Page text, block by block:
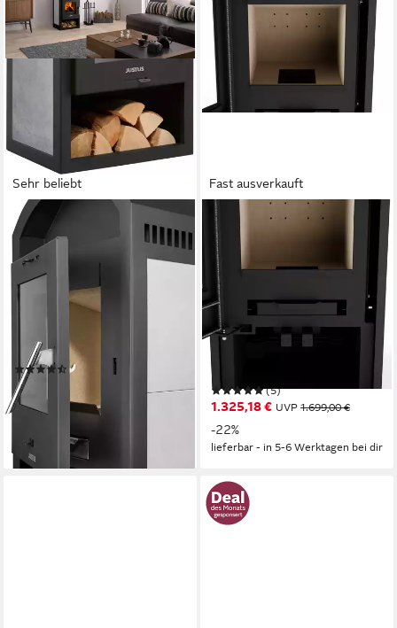
Sehr beliebt
JUSTUS
Kaminofen »Vegas«
Specksteinkeramik, Korpus
Stahl Schwarz
6 kW
Nennwärmeleistung
80,7 %
Produktdatenblatt
(44)
709,00 €
-11%
Fast ausverkauft
JUSTUS
Kaminofen Lara, Voll-
Speckstein, Exklusiv,
Lieferung bis ins
Wohnzimmer
6,5 kW Nennwärmeleistung
80,2 %
Produktdatenblatt
(5)
1.325,18 € UVP 1.699,00 €
-22%
lieferbar - in 5-6 Werktagen bei dir